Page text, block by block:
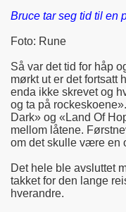
Bruce tar seg tid til en
Foto: Rune
Så var det tid for håp
mørkt ut er det fortsatt
enda ikke skrevet og
og ta på
Dark» og «Land Of
mellom låtene.
om det skulle være en
Det hele ble avsluttet
takket for den lange
hverandre.